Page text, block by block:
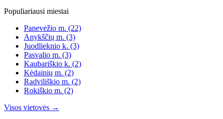
Populiariausi miestai
Panevėžio m. (22)
Anykščių m. (3)
Juodlieknio k. (3)
Pasvalio m. (3)
Kaubariškio k. (2)
Kėdainių m. (2)
Radviliškio m. (2)
Rokiškio m. (2)
Visos vietovės →